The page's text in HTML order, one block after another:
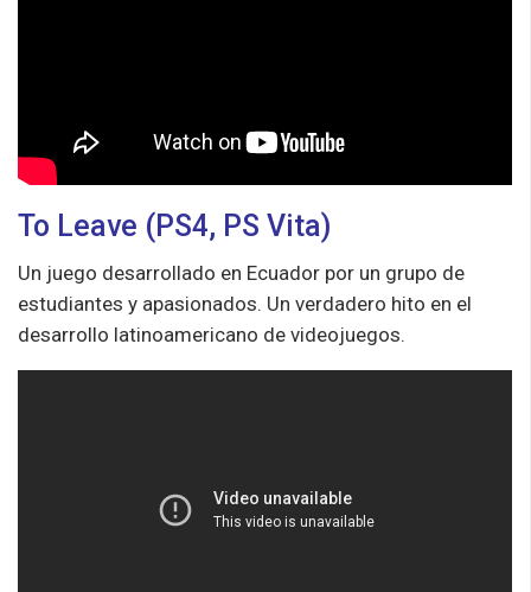
To Leave (PS4, PS Vita)
Un juego desarrollado en Ecuador por un grupo de
estudiantes y apasionados. Un verdadero hito en el
desarrollo latinoamericano de videojuegos.